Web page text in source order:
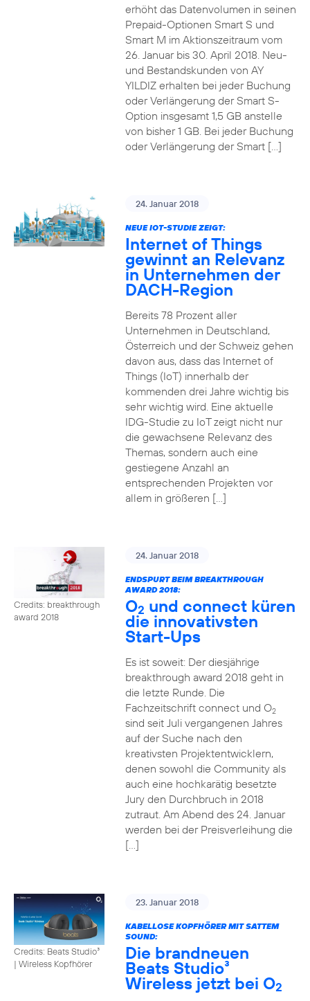
erhöht das Datenvolumen in seinen
Prepaid-Optionen Smart S und
Smart M im Aktionszeitraum vom
26. Januar bis 30. April 2018. Neu-
und Bestandskunden von AY
YILDIZ erhalten bei jeder Buchung
oder Verlängerung der Smart S-
Option insgesamt 1,5 GB anstelle
von bisher 1 GB. Bei jeder Buchung
oder Verlängerung der Smart […]
24. Januar 2018
NEUE IOT-STUDIE ZEIGT:
Internet of Things
gewinnt an Relevanz
in Unternehmen der
DACH-Region
Bereits 78 Prozent aller
Unternehmen in Deutschland,
Österreich und der Schweiz gehen
davon aus, dass das Internet of
Things (IoT) innerhalb der
kommenden drei Jahre wichtig bis
sehr wichtig wird. Eine aktuelle
IDG-Studie zu IoT zeigt nicht nur
die gewachsene Relevanz des
Themas, sondern auch eine
gestiegene Anzahl an
entsprechenden Projekten vor
allem in größeren […]
Credits: breakthrough
award 2018
24. Januar 2018
ENDSPURT BEIM BREAKTHROUGH
AWARD 2018:
O2 und connect küren
die innovativsten
Start-Ups
Es ist soweit: Der diesjährige
breakthrough award 2018 geht in
die letzte Runde. Die
Fachzeitschrift connect und O2
sind seit Juli vergangenen Jahres
auf der Suche nach den
kreativsten Projektentwicklern,
denen sowohl die Community als
auch eine hochkarätig besetzte
Jury den Durchbruch in 2018
zutraut. Am Abend des 24. Januar
werden bei der Preisverleihung die
[…]
Credits: Beats Studio³
| Wireless Kopfhörer
23. Januar 2018
KABELLOSE KOPFHÖRER MIT SATTEM
SOUND:
Die brandneuen
Beats Studio³
Wireless jetzt bei O2